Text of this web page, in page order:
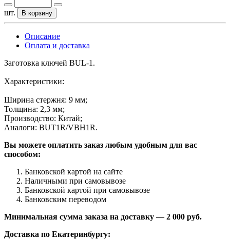
шт. В корзину
Описание
Оплата и доставка
Заготовка ключей BUL-1.
Характеристики:
Ширина стержня: 9 мм;
Толщина: 2,3 мм;
Производство: Китай;
Аналоги: BUT1R/VBH1R.
Вы можете оплатить заказ любым удобным для вас
способом:
Банковской картой на сайте
Наличными при самовывозе
Банковской картой при самовывозе
Банковским переводом
Минимальная сумма заказа на доставку — 2 000 руб.
Доставка по Екатеринбургу: